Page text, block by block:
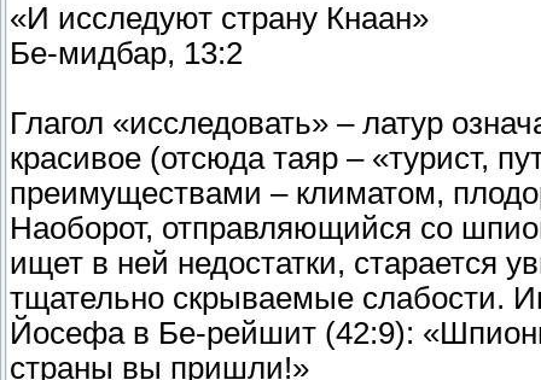
«И исследуют страну Кнаан»
Бе-мидбар, 13:2
Глагол «исследовать» – латур
красивое (отсюда таяр – «турист,
преимуществами – климатом,
Наоборот, отправляющийся со
ищет в ней недостатки, старается
тщательно скрываемые слабости.
Йосефа в Бе-рейшит (42:9):
страны вы пришли!»